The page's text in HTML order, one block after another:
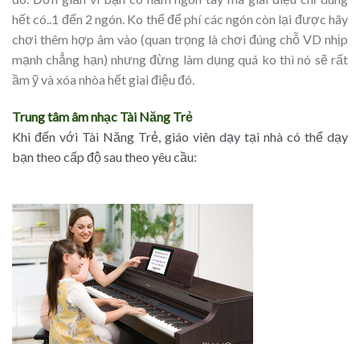
hết có..1 đến 2 ngón. Ko thể để phí các ngón còn lại được hãy
chơi thêm hợp âm vào (quan trọng là chơi đúng chỗ VD nhịp
mạnh chẳng hạn) nhưng đừng làm dụng quá ko thì nó sẽ rất
ầm ỹ và xóa nhòa hết giai điệu đó.
Trung tâm âm nhạc Tài Năng Trẻ
Khi đến với Tài Năng Trẻ, giáo viên dạy tại nhà có thể dạy
bạn theo cấp độ sau theo yêu cầu: